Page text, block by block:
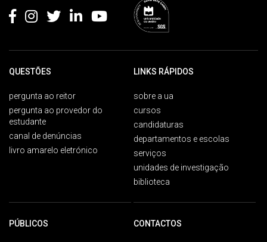
QUESTÕES
pergunta ao reitor
pergunta ao provedor do
estudante
canal de denúncias
livro amarelo eletrónico
LINKS RÁPIDOS
sobre a ua
cursos
candidaturas
departamentos e escolas
serviços
unidades de investigação
biblioteca
PÚBLICOS CONTACTOS